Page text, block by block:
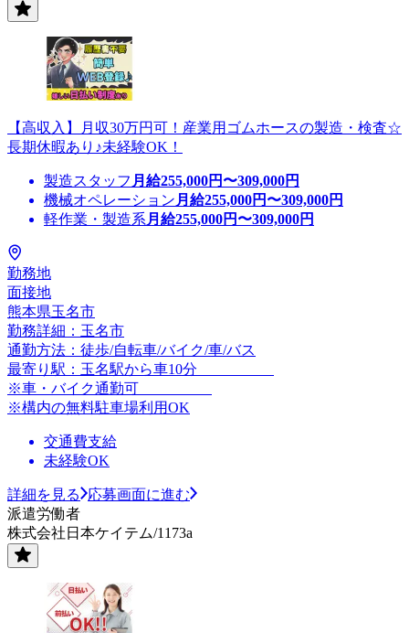
【高収入】月収30万円可！産業用ゴムホースの製造・検査☆
長期休暇あり♪未経験OK！
製造スタッフ 月給255,000円〜309,000円
機械オペレーション 月給255,000円〜309,000円
軽作業・製造系 月給255,000円〜309,000円
勤務地
面接地
熊本県玉名市
勤務詳細：玉名市
通勤方法：徒歩/自転車/バイク/車/バス
最寄り駅：玉名駅から車10分
※車・バイク通勤可
※構内の無料駐車場利用OK
交通費支給
未経験OK
詳細を見る
応募画面に進む
派遣労働者
株式会社日本ケイテム/1173a